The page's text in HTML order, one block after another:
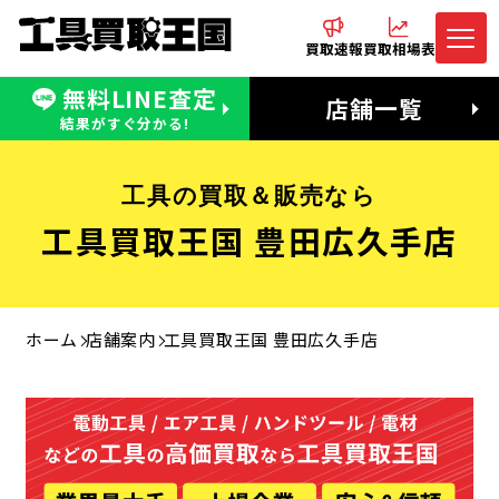
買取速報買取相場表
無料LINE査定
結果がすぐ分かる! 店舗一覧
無料LINE査定
受付：11:00〜19:00 木曜定休日
電話でお問合わせ
営業時間：11:00〜20:00
工具の買取＆販売なら
工具買取王国 豊田広久手店
ホーム 店舗案内 工具買取王国 豊田広久手店